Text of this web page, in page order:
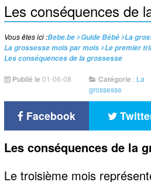
Les conséquences de
Vous êtes ici :Bebe.be Guide Bébé La
La grossesse mois par mois Le premier
Les conséquences de la grossesse
Publié le 01-06-08 Catégorie : La
grossesse
Facebook
Les conséquences de la
Le troisième mois